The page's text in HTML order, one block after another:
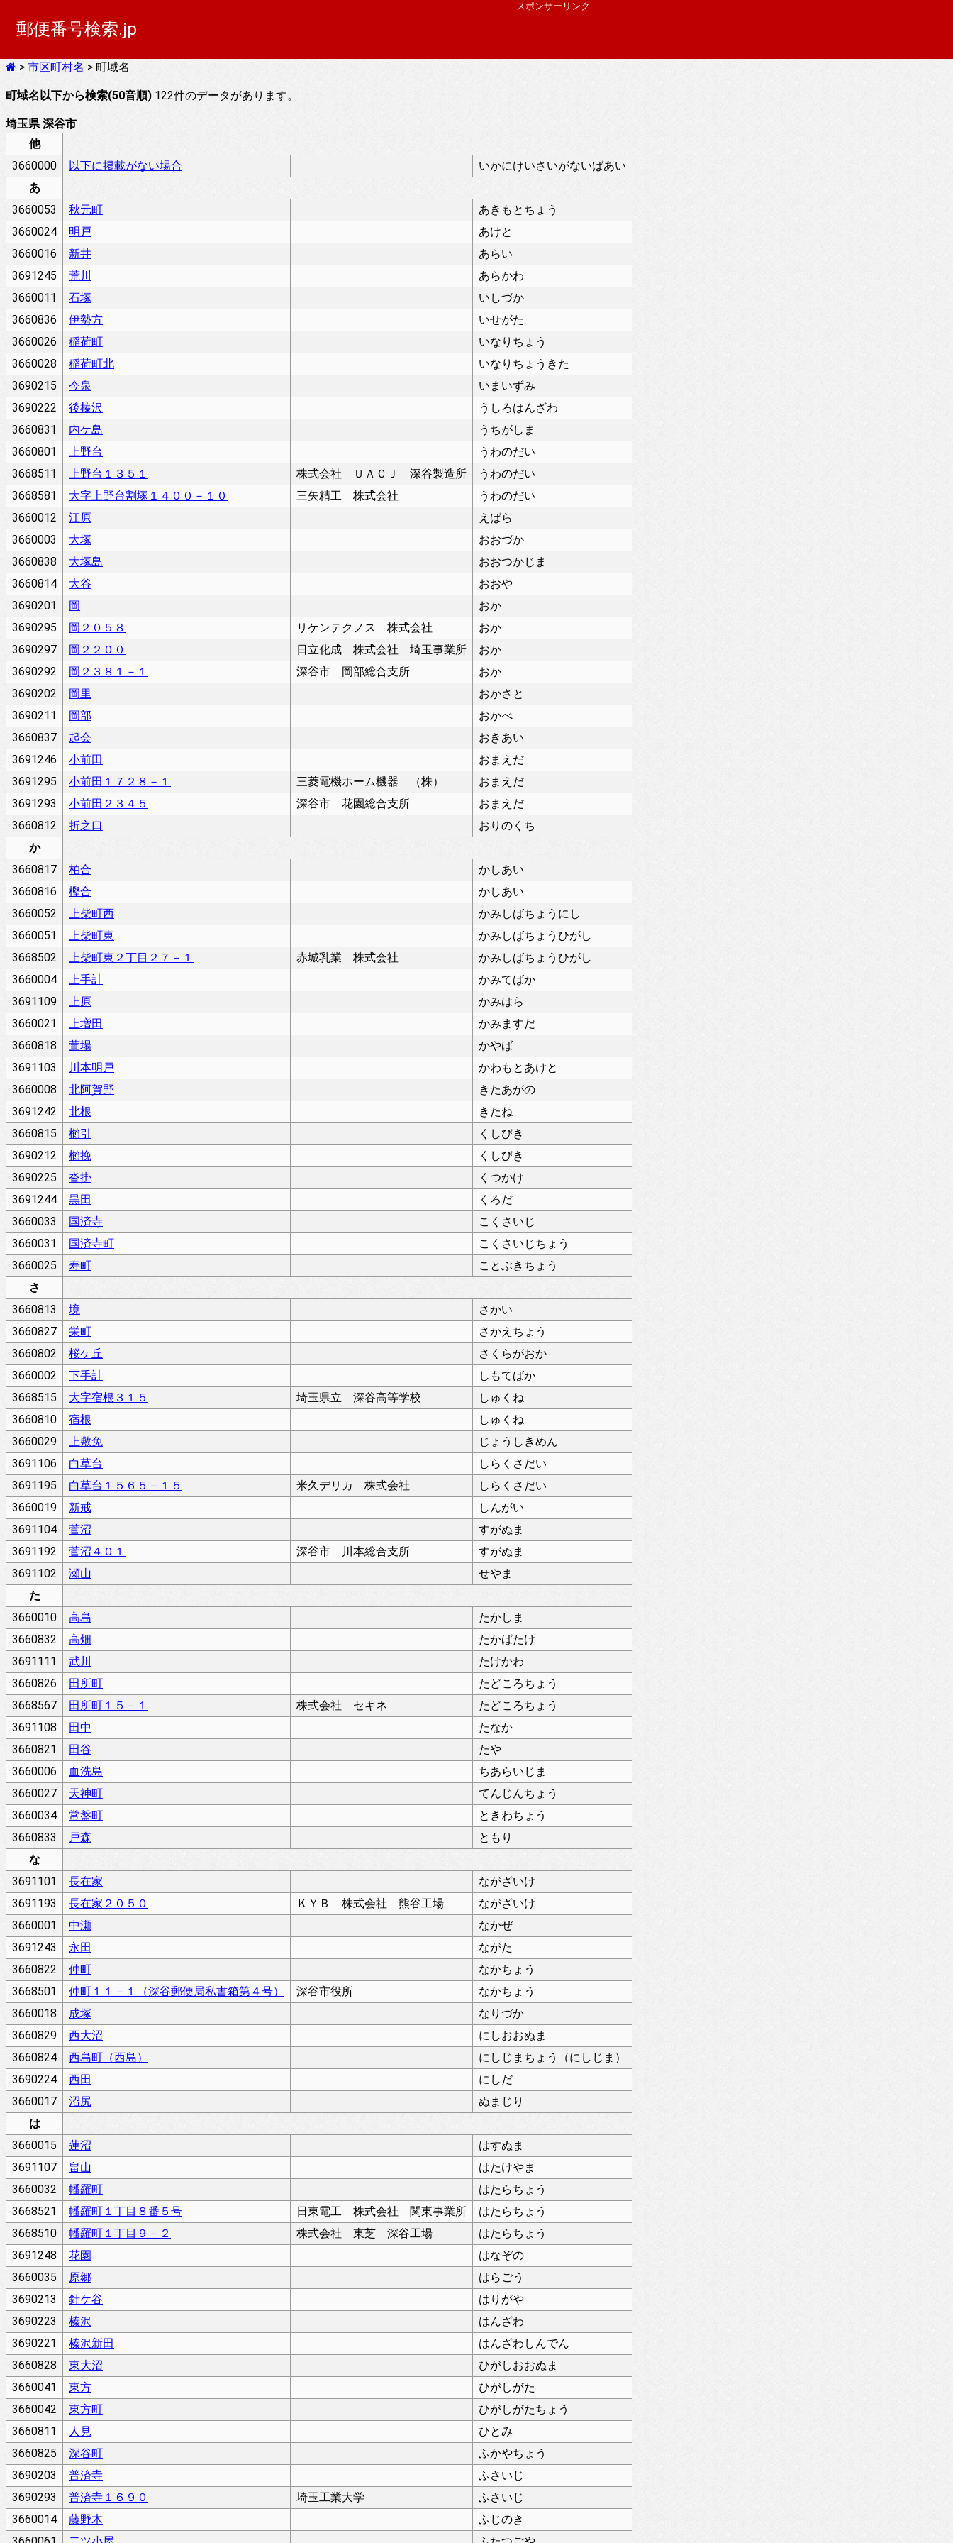
郵便番号検索.jp
スポンサーリンク
> 市区町村名 > 町域名
町域名以下から検索(50音順) 122件のデータがあります。
埼玉県 深谷市
他
3660000
以下に掲載がない場合
いかにけいさいがないばあい
あ
3660053
秋元町
あきもとちょう
3660024
明戸
あけと
3660016
新井
あらい
3691245
荒川
あらかわ
3660011
石塚
いしづか
3660836
伊勢方
いせがた
3660026
稲荷町
いなりちょう
3660028
稲荷町北
いなりちょうきた
3690215
今泉
いまいずみ
3690222
後榛沢
うしろはんざわ
3660831
内ケ島
うちがしま
3660801
上野台
うわのだい
3668511
上野台１３５１ 株式会社 ＵＡＣＪ 深谷製造所
うわのだい
3668581
大字上野台割塚１４００－１０ 三矢精工 株式会社
うわのだい
3660012
江原
えばら
3660003
大塚
おおづか
3660838
大塚島
おおつかじま
3660814
大谷
おおや
3690201
岡
おか
3690295
岡２０５８ リケンテクノス 株式会社
おか
3690297
岡２２００ 日立化成 株式会社 埼玉事業所
おか
3690292
岡２３８１－１ 深谷市 岡部総合支所
おか
3690202
岡里
おかさと
3690211
岡部
おかべ
3660837
起会
おきあい
3691246
小前田
おまえだ
3691295
小前田１７２８－１ 三菱電機ホーム機器 （株）
おまえだ
3691293
小前田２３４５ 深谷市 花園総合支所
おまえだ
3660812
折之口
おりのくち
か
3660817
柏合
かしあい
3660816
樫合
かしあい
3660052
上柴町西
かみしばちょうにし
3660051
上柴町東
かみしばちょうひがし
3668502
上柴町東２丁目２７－１ 赤城乳業 株式会社
かみしばちょうひがし
3660004
上手計
かみてばか
3691109
上原
かみはら
3660021
上増田
かみますだ
3660818
萱場
かやば
3691103
川本明戸
かわもとあけと
3660008
北阿賀野
きたあがの
3691242
北根
きたね
3660815
櫛引
くしびき
3690212
櫛挽
くしびき
3690225
沓掛
くつかけ
3691244
黒田
くろだ
3660033
国済寺
こくさいじ
3660031
国済寺町
こくさいじちょう
3660025
寿町
ことぶきちょう
さ
3660813
境
さかい
3660827
栄町
さかえちょう
3660802
桜ケ丘
さくらがおか
3660002
下手計
しもてばか
3668515
大字宿根３１５ 埼玉県立 深谷高等学校
しゅくね
3660810
宿根
しゅくね
3660029
上敷免
じょうしきめん
3691106
白草台
しらくさだい
3691195
白草台１５６５－１５ 米久デリカ 株式会社
しらくさだい
3660019
新戒
しんがい
3691104
菅沼
すがぬま
3691192
菅沼４０１ 深谷市 川本総合支所
すがぬま
3691102
瀬山
せやま
た
3660010
高島
たかしま
3660832
高畑
たかばたけ
3691111
武川
たけかわ
3660826
田所町
たどころちょう
3668567
田所町１５－１ 株式会社 セキネ
たどころちょう
3691108
田中
たなか
3660821
田谷
たや
3660006
血洗島
ちあらいじま
3660027
天神町
てんじんちょう
3660034
常盤町
ときわちょう
3660833
戸森
ともり
な
3691101
長在家
ながざいけ
3691193
長在家２０５０ ＫＹＢ 株式会社 熊谷工場
ながざいけ
3660001
中瀬
なかぜ
3691243
永田
ながた
3660822
仲町
なかちょう
3668501
仲町１１－１（深谷郵便局私書箱第４号） 深谷市役所
なかちょう
3660018
成塚
なりづか
3660829
西大沼
にしおおぬま
3660824
西島町（西島）
にしじまちょう（にしじま）
3690224
西田
にしだ
3660017
沼尻
ぬまじり
は
3660015
蓮沼
はすぬま
3691107
畠山
はたけやま
3660032
幡羅町
はたらちょう
3668521
幡羅町１丁目８番５号 日東電工 株式会社 関東事業所
はたらちょう
3668510
幡羅町１丁目９－２ 株式会社 東芝 深谷工場
はたらちょう
3691248
花園
はなぞの
3660035
原郷
はらごう
3690213
針ケ谷
はりがや
3690223
榛沢
はんざわ
3690221
榛沢新田
はんざわしんでん
3660828
東大沼
ひがしおおぬま
3660041
東方
ひがしがた
3660042
東方町
ひがしがたちょう
3660811
人見
ひとみ
3660825
深谷町
ふかやちょう
3690203
普済寺
ふさいじ
3690293
普済寺１６９０ 埼玉工業大学
ふさいじ
3660014
藤野木
ふじのき